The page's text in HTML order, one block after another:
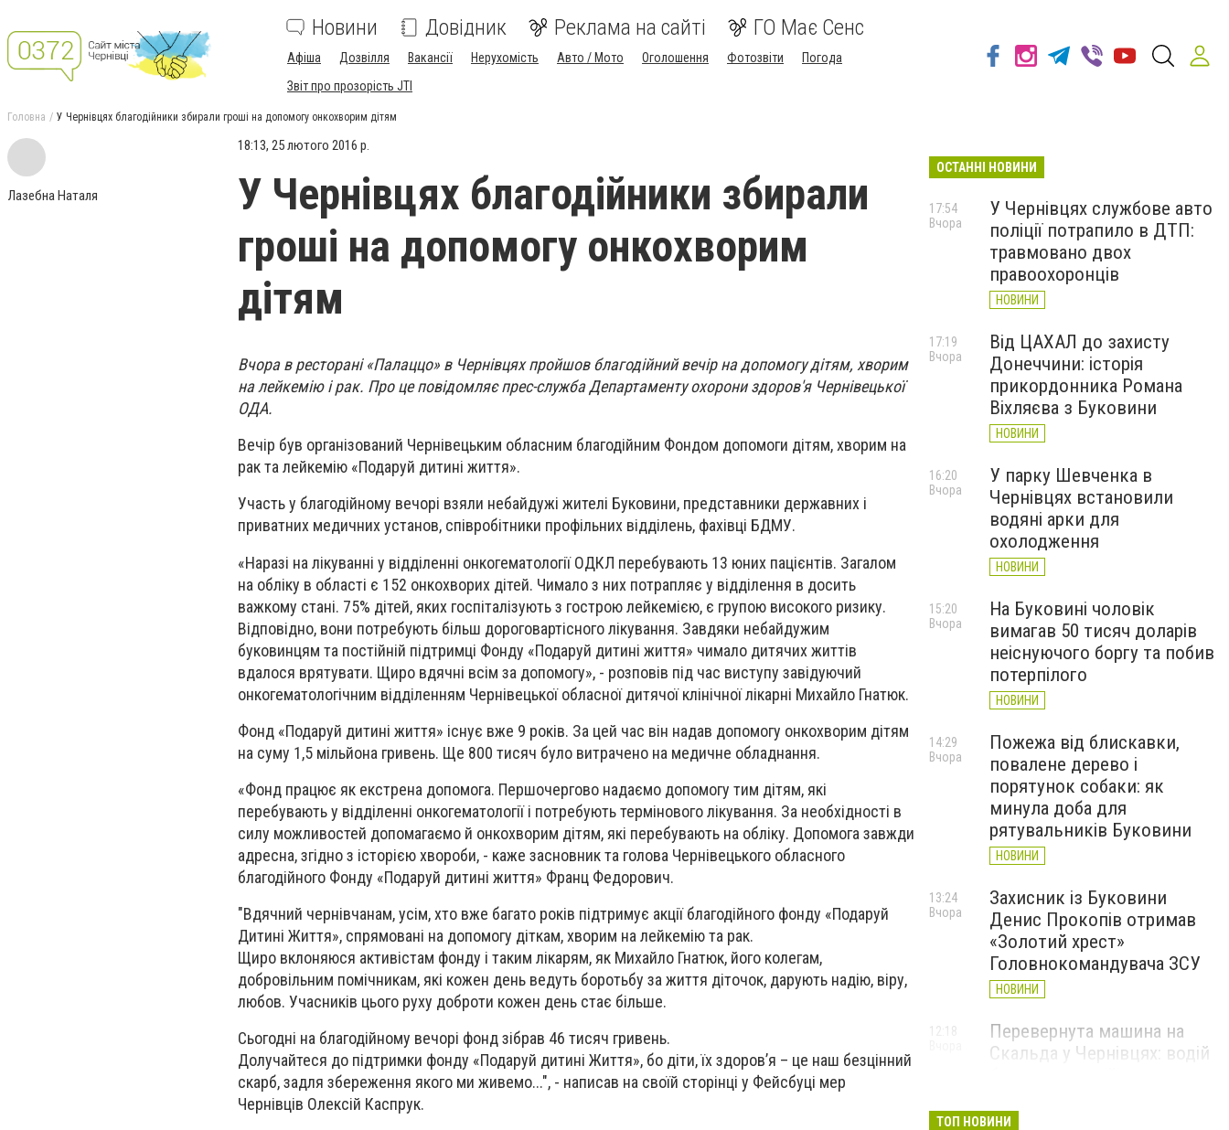
Новини Довідник Реклама на сайті ГО Має Сенс
Афіша Дозвілля Вакансії Нерухомість Авто / Мото Оголошення Фотозвіти
Погода
Звіт про прозорість JTI
Головна У Чернівцях благодійники збирали гроші на допомогу онкохворим дітям
Лазебна Наталя
18:13, 25 лютого 2016 р.
У Чернівцях благодійники збирали
гроші на допомогу онкохворим
дітям
Вчора в ресторані «Палаццо» в Чернівцях пройшов благодійний вечір на допомогу дітям, хворим
на лейкемію і рак. Про це повідомляє прес-служба Департаменту охорони здоров'я Чернівецької
ОДА.
Вечір був організований Чернівецьким обласним благодійним Фондом допомоги дітям, хворим на
рак та лейкемію «Подаруй дитині життя».
Участь у благодійному вечорі взяли небайдужі жителі Буковини, представники державних і
приватних медичних установ, співробітники профільних відділень, фахівці БДМУ.
«Наразі на лікуванні у відділенні онкогематології ОДКЛ перебувають 13 юних пацієнтів. Загалом
на обліку в області є 152 онкохворих дітей. Чимало з них потрапляє у відділення в досить
важкому стані. 75% дітей, яких госпіталізують з гострою лейкемією, є групою високого ризику.
Відповідно, вони потребують більш дороговартісного лікування. Завдяки небайдужим
буковинцям та постійній підтримці Фонду «Подаруй дитині життя» чимало дитячих життів
вдалося врятувати. Щиро вдячні всім за допомогу», - розповів під час виступу завідуючий
онкогематологічним відділенням Чернівецької обласної дитячої клінічної лікарні Михайло Гнатюк.
Фонд «Подаруй дитині життя» існує вже 9 років. За цей час він надав допомогу онкохворим дітям
на суму 1,5 мільйона гривень. Ще 800 тисяч було витрачено на медичне обладнання.
«Фонд працює як екстрена допомога. Першочергово надаємо допомогу тим дітям, які
перебувають у відділенні онкогематології і потребують термінового лікування. За необхідності в
силу можливостей допомагаємо й онкохворим дітям, які перебувають на обліку. Допомога завжди
адресна, згідно з історією хвороби, - каже засновник та голова Чернівецького обласного
благодійного Фонду «Подаруй дитині життя» Франц Федорович.
"Вдячний чернівчанам, усім, хто вже багато років підтримує акції благодійного фонду «Подаруй
Дитині Життя», спрямовані на допомогу діткам, хворим на лейкемію та рак.
Щиро вклоняюся активістам фонду і таким лікарям, як Михайло Гнатюк, його колегам,
добровільним помічникам, які кожен день ведуть боротьбу за життя діточок, дарують надію, віру,
любов. Учасників цього руху доброти кожен день стає більше.
Сьогоднi на благодійному вечорі фонд зібрав 46 тисяч гривень.
Долучайтеся до підтримки фонду «Подаруй дитині Життя», бо діти, їх здоров’я – це наш безцінний
скарб, задля збереження якого ми живемо...", - написав на своїй сторінці у Фейсбуці мер
Чернівців Олексій Каспрук.
ОСТАННІ НОВИНИ
У Чернівцях службове авто
поліції потрапило в ДТП:
травмовано двох
правоохоронців
НОВИНИ
17:54
Вчора
Від ЦАХАЛ до захисту
Донеччини: історія
прикордонника Романа
Віхляєва з Буковини
НОВИНИ
17:19
Вчора
У парку Шевченка в
Чернівцях встановили
водяні арки для
охолодження
НОВИНИ
16:20
Вчора
На Буковині чоловік
вимагав 50 тисяч доларів
неіснуючого боргу та побив
потерпілого
НОВИНИ
15:20
Вчора
Пожежа від блискавки,
повалене дерево і
порятунок собаки: як
минула доба для
рятувальників Буковини
НОВИНИ
14:29
Вчора
Захисник із Буковини
Денис Прокопів отримав
«Золотий хрест»
Головнокомандувача ЗСУ
НОВИНИ
13:24
Вчора
Перевернута машина на
Скальда у Чернівцях: водій
12:18
ТОП НОВИНИ